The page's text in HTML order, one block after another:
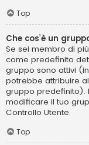
Top
Che cos’è un
Se sei membro di
come predefinito
gruppo sono attivi
potrebbe attribuire
gruppo predefinito).
modificare il tuo
Controllo Utente.
Top